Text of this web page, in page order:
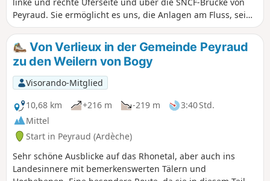
Peyraud. Sie ermöglicht es uns, die Anlagen am Fluss, seine
Hochwasser, die Fauna und Flora zu entdecken.
Markierungen zeigen die verschiedenen Hochwasserstände
entlang des Weges an.
Von Verlieux in der Gemeinde Peyraud
zu den Weilern von Bogy
Visorando-Mitglied
10,68 km
+216 m -219 m
3:40 Std.
Mittel
Start in Peyraud (Ardèche)
Sehr schöne Ausblicke auf das Rhonetal, aber auch ins
Landesinnere mit bemerkenswerten Tälern und